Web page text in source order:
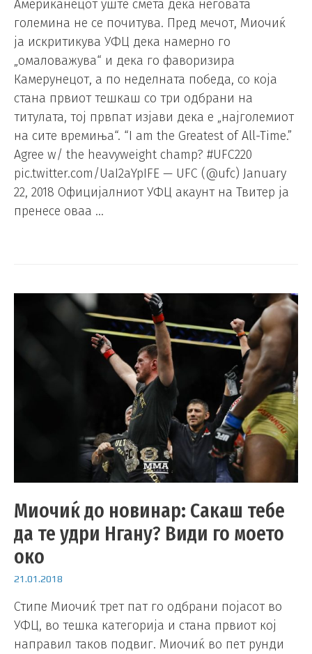
Американецот уште смета дека неговата
големина не се почитува. Пред мечот, Миочиќ
ја искритикува УФЦ дека намерно го
„омаловажува“ и дека го фаворизира
Камерунецот, а по неделната победа, со која
стана првиот тешкаш со три одбрани на
титулата, тој првпат изјави дека е „најголемиот
на сите времиња“. “I am the Greatest of All-Time.”
Agree w/ the heavyweight champ? #UFC220
pic.twitter.com/UaI2aYpIFE — UFC (@ufc) January
22, 2018 Официјалниот УФЦ акаунт на Твитер ја
пренесе оваа …
Миочиќ до новинар: Сакаш тебе
да те удри Нгану? Види го моето
око
21.01.2018
Стипе Миочиќ трет пат го одбрани појасот во
УФЦ, во тешка категорија и стана првиот кој
направил таков подвиг. Миочиќ во пет рунди